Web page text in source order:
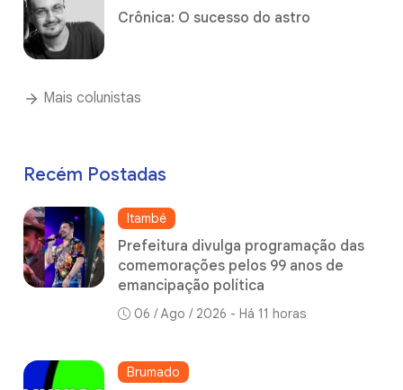
Crônica: O sucesso do astro
Mais colunistas
Recém Postadas
Itambé
Prefeitura divulga programação das
comemorações pelos 99 anos de
emancipação política
06 / Ago / 2026 - Há 11 horas
Brumado